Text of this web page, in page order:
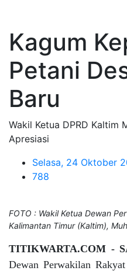
Kagum
Petani
Baru
Wakil Ketua DPRD Kaltim
Apresiasi
Selasa, 24 Oktober
788
FOTO : Wakil Ketua Dewan
Kalimantan Timur (Kaltim),
TITIKWARTA.COM -
Dewan Perwakilan